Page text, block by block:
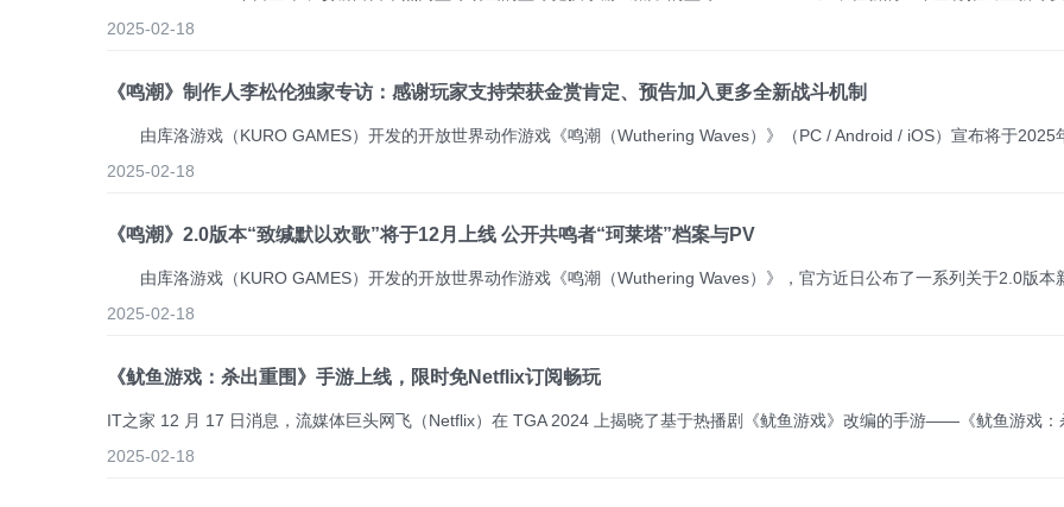
2025-02-18
《鸣潮》制作人李松伦独家专访：感谢玩家支持荣获金赏肯定、预告加入更多全新战斗机制
2025-02-18
《鸣潮》2.0版本“致缄默以欢歌”将于12月上线 公开共鸣者“珂莱塔”档案与PV
2025-02-18
《鱿鱼游戏：杀出重围》手游上线，限时免Netflix订阅畅玩
2025-02-18